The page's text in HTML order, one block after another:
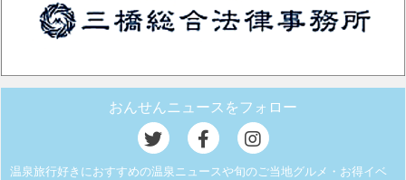
おんせんニュースをフォロー
温泉旅行好きにおすすめの温泉ニュースや旬のご当地グルメ・お得イベ